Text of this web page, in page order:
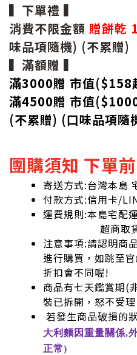
▍下單禮 ▍
消費不限金額 贈餅乾
味品項隨機) (不累贈)
▍滿額贈 ▍
滿3000贈 市值($158
滿4500贈 市值($
(不累贈) (口味品項隨
團購須知 下單
寄送方式:台灣本島
付款方式:信用卡/
運費規則:本島宅配
超商取貨運費
注意事項:請認明商
進行購買，如跳至
折扣會不同喔!
商品有七天鑑賞期(
裝已拆開，怒不受
若發生商品破損的
大利麵因重量關係,
正常)